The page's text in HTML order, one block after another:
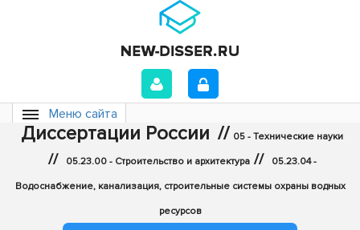
Меню сайта
Диссертации России // 05 - Технические науки
// 05.23.00 - Строительство и архитектура // 05.23.04 -
Водоснабжение, канализация, строительные системы охраны водных
ресурсов